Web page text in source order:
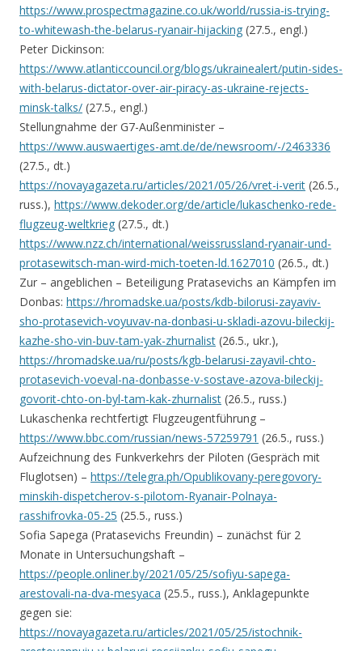
https://www.prospectmagazine.co.uk/world/russia-is-trying-
to-whitewash-the-belarus-ryanair-hijacking (27.5., engl.)
Peter Dickinson:
https://www.atlanticcouncil.org/blogs/ukrainealert/putin-sides-
with-belarus-dictator-over-air-piracy-as-ukraine-rejects-
minsk-talks/ (27.5., engl.)
Stellungnahme der G7-Außenminister –
https://www.auswaertiges-amt.de/de/newsroom/-/2463336
(27.5., dt.)
https://novayagazeta.ru/articles/2021/05/26/vret-i-verit (26.5.,
russ.), https://www.dekoder.org/de/article/lukaschenko-rede-
flugzeug-weltkrieg (27.5., dt.)
https://www.nzz.ch/international/weissrussland-ryanair-und-
protasewitsch-man-wird-mich-toeten-ld.1627010 (26.5., dt.)
Zur – angeblichen – Beteiligung Pratasevichs an Kämpfen im
Donbas: https://hromadske.ua/posts/kdb-bilorusi-zayaviv-
sho-protasevich-voyuvav-na-donbasi-u-skladi-azovu-bileckij-
kazhe-sho-vin-buv-tam-yak-zhurnalist (26.5., ukr.),
https://hromadske.ua/ru/posts/kgb-belarusi-zayavil-chto-
protasevich-voeval-na-donbasse-v-sostave-azova-bileckij-
govorit-chto-on-byl-tam-kak-zhurnalist (26.5., russ.)
Lukaschenka rechtfertigt Flugzeugentführung –
https://www.bbc.com/russian/news-57259791 (26.5., russ.)
Aufzeichnung des Funkverkehrs der Piloten (Gespräch mit
Fluglotsen) – https://telegra.ph/Opublikovany-peregovory-
minskih-dispetcherov-s-pilotom-Ryanair-Polnaya-
rasshifrovka-05-25 (25.5., russ.)
Sofia Sapega (Pratasevichs Freundin) – zunächst für 2
Monate in Untersuchungshaft –
https://people.onliner.by/2021/05/25/sofiyu-sapega-
arestovali-na-dva-mesyaca (25.5., russ.), Anklagepunkte
gegen sie:
https://novayagazeta.ru/articles/2021/05/25/istochnik-